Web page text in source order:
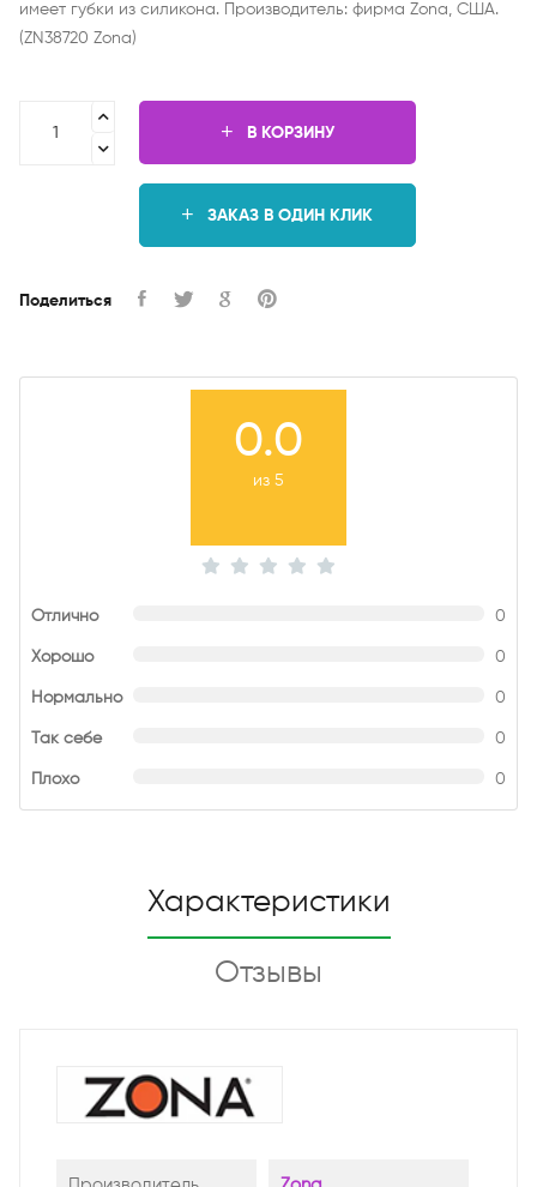
имеет губки из силикона. Производитель: фирма Zona, США.
(ZN38720 Zona)
В КОРЗИНУ
ЗАКАЗ В ОДИН КЛИК
Поделиться
0.0
из 5
Отлично 0
Хорошо 0
Нормально 0
Так себе 0
Плохо 0
Характеристики
Отзывы